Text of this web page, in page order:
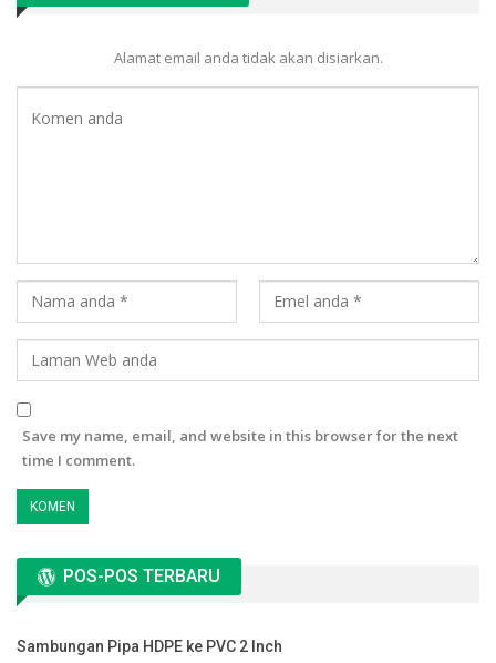
Alamat email anda tidak akan disiarkan.
Save my name, email, and website in this browser for the next
time I comment.
POS-POS TERBARU
Sambungan Pipa HDPE ke PVC 2 Inch